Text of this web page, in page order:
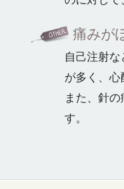
痛みが
自己注射
が多く、心
また、針
す。